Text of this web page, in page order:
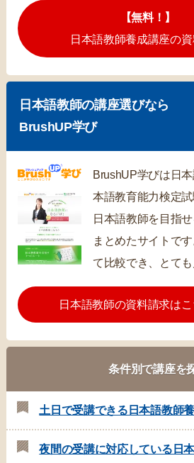
【無料！】
日本語教師養成講座の
日本語教師の講座選びなら
BrushUP学び
BrushUP学びは日
本語教育能力検定試
日本語教師を目指
まとめたサイトで
て比較でき、とても
日本語教師の資料請求は
条件別で講座を
土日で受講できる日本語教師
夜間の受講に対応している日